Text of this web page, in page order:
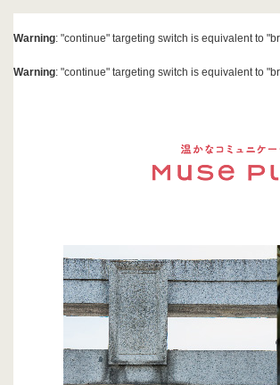
Warning: "continue" targeting switch is equivalent to
Warning: "continue" targeting switch is equivalent to